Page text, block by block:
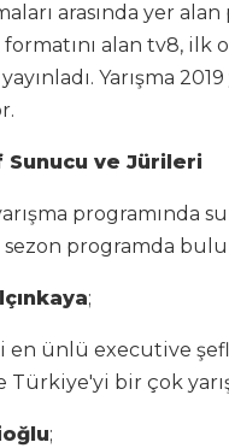
arasında yer
alan tv8, ilk
Yarışma
ve Jürileri
programında
programda
;
en ünlü executive
Türkiye'yi bir çok
;